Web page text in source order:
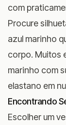
com
Procure
azul marinho
corpo. Muitos
marinho com
elastano em
Encontrando
Escolher um